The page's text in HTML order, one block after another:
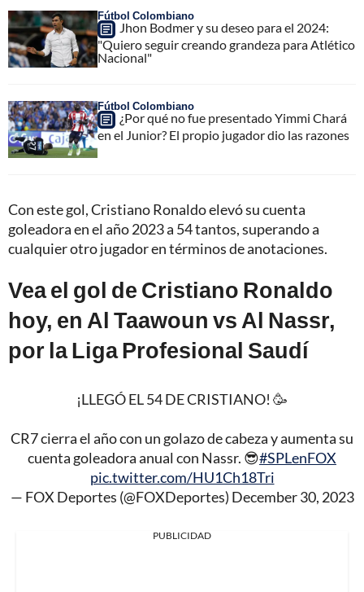
Fútbol Colombiano
Jhon Bodmer y su deseo para el 2024:
"Quiero seguir creando grandeza para Atlético
Nacional"
Fútbol Colombiano
¿Por qué no fue presentado Yimmi Chará
en el Junior? El propio jugador dio las razones
Con este gol, Cristiano Ronaldo elevó su cuenta
goleadora en el año 2023 a 54 tantos, superando a
cualquier otro jugador en términos de anotaciones.
Vea el gol de Cristiano Ronaldo
hoy, en Al Taawoun vs Al Nassr,
por la Liga Profesional Saudí
¡LLEGÓ EL 54 DE CRISTIANO! 🥳
CR7 cierra el año con un golazo de cabeza y aumenta su
cuenta goleadora anual con Nassr. 😎#SPLenFOX
pic.twitter.com/HU1Ch18Tri
— FOX Deportes (@FOXDeportes) December 30, 2023
PUBLICIDAD